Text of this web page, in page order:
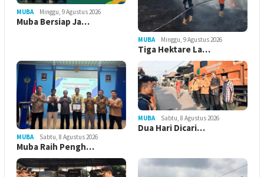
MUBA Minggu, 9 Agustus 2026
Muba Bersiap Ja…
MUBA Minggu, 9 Agustus 2026
Tiga Hektare La…
MUBA Sabtu, 8 Agustus 2026
Muba Raih Pengh…
MUBA Sabtu, 8 Agustus 2026
Dua Hari Dicari…